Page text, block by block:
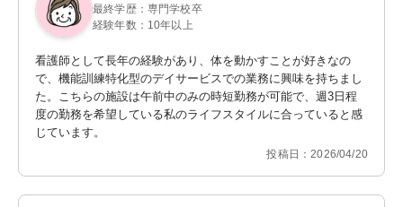
最終学歴：専門学校卒
経験年数：10年以上
看護師として長年の経験があり、体を動かすことが好きなの
で、機能訓練特化型のデイサービスでの業務に興味を持ちまし
た。こちらの施設は午前中のみの時短勤務が可能で、週3日程
度の勤務を希望している私のライフスタイルに合っていると感
じています。
投稿日：2026/04/20